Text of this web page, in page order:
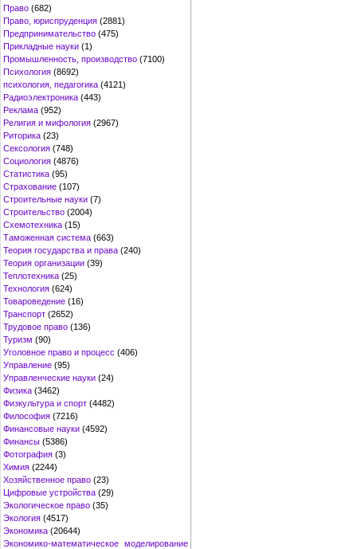
Право (682)
Право, юриспруденция (2881)
Предпринимательство (475)
Прикладные науки (1)
Промышленность, производство (7100)
Психология (8692)
психология, педагогика (4121)
Радиоэлектроника (443)
Реклама (952)
Религия и мифология (2967)
Риторика (23)
Сексология (748)
Социология (4876)
Статистика (95)
Страхование (107)
Строительные науки (7)
Строительство (2004)
Схемотехника (15)
Таможенная система (663)
Теория государства и права (240)
Теория организации (39)
Теплотехника (25)
Технология (624)
Товароведение (16)
Транспорт (2652)
Трудовое право (136)
Туризм (90)
Уголовное право и процесс (406)
Управление (95)
Управленческие науки (24)
Физика (3462)
Физкультура и спорт (4482)
Философия (7216)
Финансовые науки (4592)
Финансы (5386)
Фотография (3)
Химия (2244)
Хозяйственное право (23)
Цифровые устройства (29)
Экологическое право (35)
Экология (4517)
Экономика (20644)
Экономико-математическое моделирование